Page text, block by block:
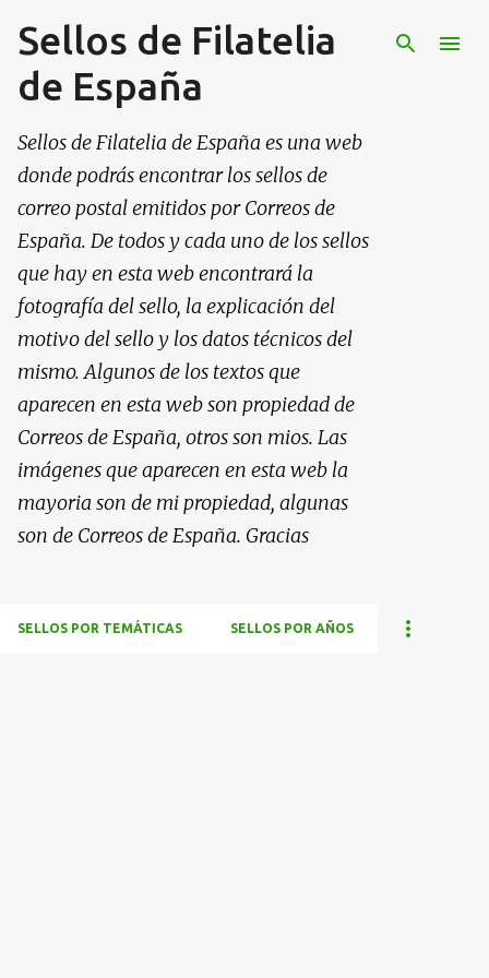
Ir al contenido principal
Sellos de Filatelia
de España
Sellos de Filatelia de España es una web
donde podrás encontrar los sellos de
correo postal emitidos por Correos de
España. De todos y cada uno de los sellos
que hay en esta web encontrará la
fotografía del sello, la explicación del
motivo del sello y los datos técnicos del
mismo. Algunos de los textos que
aparecen en esta web son propiedad de
Correos de España, otros son mios. Las
imágenes que aparecen en esta web la
mayoria son de mi propiedad, algunas
son de Correos de España. Gracias
SELLOS POR TEMÁTICAS SELLOS POR AÑOS